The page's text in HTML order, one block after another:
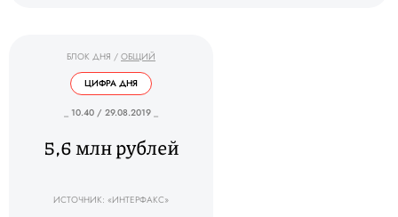
БЛОК ДНЯ / ОБЩИЙ
ЦИФРА ДНЯ
_ 10.40 / 29.08.2019 _
5,6 млн рублей
ИСТОЧНИК: «ИНТЕРФАКС»